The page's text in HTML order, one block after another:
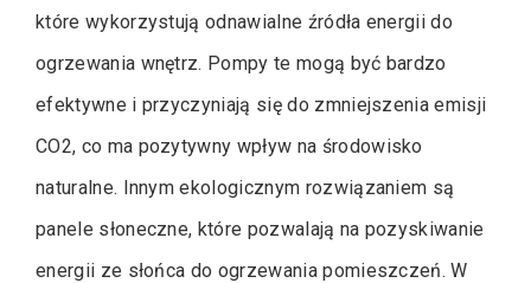
które wykorzystują odnawialne źródła energii do
ogrzewania wnętrz. Pompy te mogą być bardzo
efektywne i przyczyniają się do zmniejszenia emisji
CO2, co ma pozytywny wpływ na środowisko
naturalne. Innym ekologicznym rozwiązaniem są
panele słoneczne, które pozwalają na pozyskiwanie
energii ze słońca do ogrzewania pomieszczeń. W